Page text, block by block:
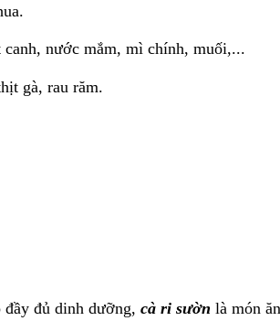
nước mắm, mì chính, muối,...
gà, rau răm.
đủ dinh dưỡng, cà ri sườn là món